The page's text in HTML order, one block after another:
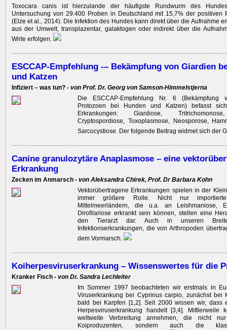
Toxocara canis ist hierzulande der häufigste Rundwurm des
Untersuchung von 29.400 Proben in Deutschland mit 15,7% der positiven
(Elze et al., 2014). Die Infektion des Hundes kann ­direkt über die Aufnahme
aus der Umwelt, transplazentar, galaktogen oder indirekt über die
Wirte erfolgen.
ESCCAP-Empfehlung -– Bekämpfung von Giardien
und Katzen
Infiziert – was tun? - von Prof. Dr. Georg von Samson-Himmelstjerna
Die ESCCAP-Empfehlung Nr. 6 (Bekämpfung
Protozoen bei Hunden und Katzen) befasst
Erkrankungen: Giardiose,
Cryptospordiose, Toxoplasmose, Neosporose,
Sarcocystiose. Der folgende Beitrag widmet sich der
Canine granulozytäre Anaplasmose – eine
Erkrankung
Zecken im Anmarsch - von Aleksandra Chirek, Prof. Dr Barbara Kohn
Vektorübertragene Erkrankungen spielen in der
immer größere Rolle. Nicht nur
Mittelmeerländern, die u.a. an Leishmaniose,
Dirofilariose erkrankt sein können, stellen eine
den Tierarzt dar. Auch in unseren
Infektionserkrankungen, die von Arthropoden
dem Vormarsch.
Koiherpesviruserkrankung – Wissenswertes für die
Kranker Fisch - von Dr. Sandra Lechleiter
Im Sommer 1997 beobachteten wir erstmals in
Viruserkrankung bei Cyprinus carpio, zunächst bei
bald bei Karpfen [1,2]. Seit 2000 wissen wir, dass
Herpesviruserkrankung handelt [3,4]. Mittlerweile
weltweite Verbreitung annehmen, die nicht
Koiproduzenten, sondern auch die